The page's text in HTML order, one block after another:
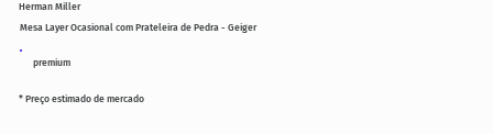
premium
Mesa Layer Ocasional com Prateleira de Pedra - Geiger
* Preço estimado de mercado
Herman Miller